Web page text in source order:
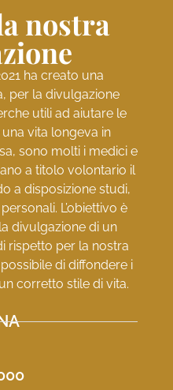
nostra
ha creato una
per la divulgazione
utili ad aiutare le
vita longeva in
sono molti i medici e
a titolo volontario il
a disposizione studi,
L’obiettivo è
divulgazione di un
rispetto per la nostra
di diffondere i
corretto stile di vita.